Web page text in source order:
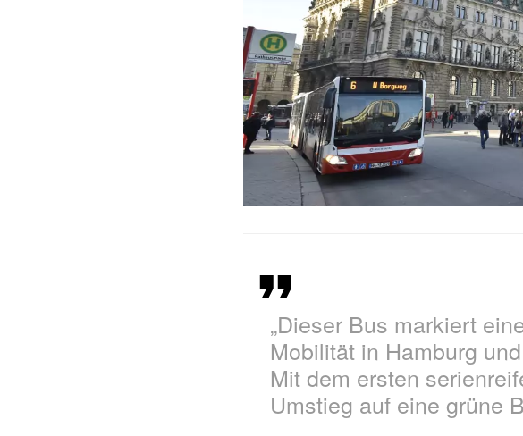
„Dieser Bus markiert
Mobilität in Hamburg
Mit dem ersten
Umstieg auf eine grüne